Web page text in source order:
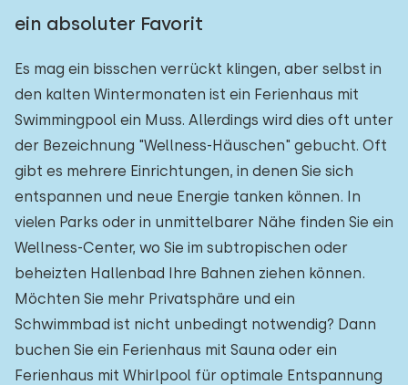
ein absoluter Favorit
Es mag ein bisschen verrückt klingen, aber selbst in
den kalten Wintermonaten ist ein Ferienhaus mit
Swimmingpool ein Muss. Allerdings wird dies oft unter
der Bezeichnung "Wellness-Häuschen" gebucht. Oft
gibt es mehrere Einrichtungen, in denen Sie sich
entspannen und neue Energie tanken können. In
vielen Parks oder in unmittelbarer Nähe finden Sie ein
Wellness-Center, wo Sie im subtropischen oder
beheizten Hallenbad Ihre Bahnen ziehen können.
Möchten Sie mehr Privatsphäre und ein
Schwimmbad ist nicht unbedingt notwendig? Dann
buchen Sie ein Ferienhaus mit Sauna oder ein
Ferienhaus mit Whirlpool für optimale Entspannung